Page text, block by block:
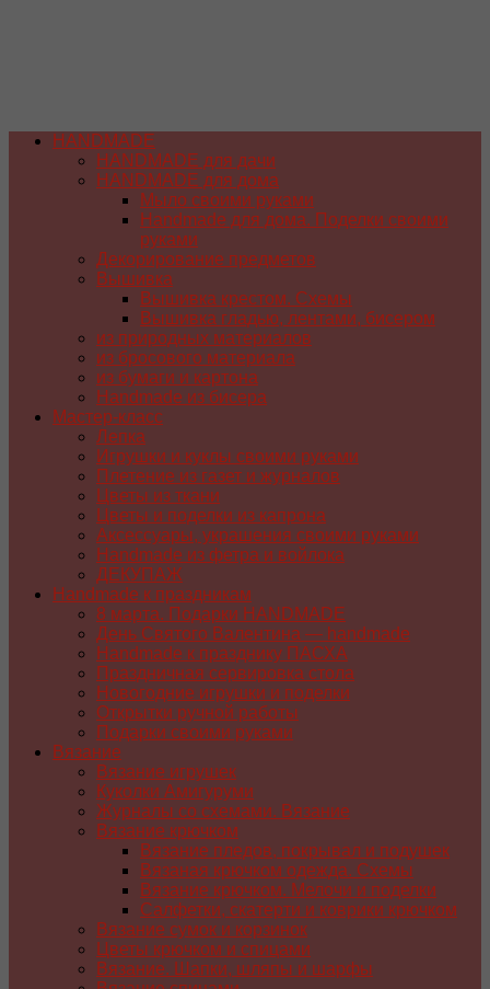
HANDMADE
HANDMADE для дачи
HANDMADE для дома
Мыло своими руками
Handmade для дома. Поделки своими
руками
Декорирование предметов
Вышивка
Вышивка крестом. Схемы
Вышивка гладью, лентами, бисером
из природных материалов
из бросового материала
из бумаги и картона
Handmade из бисера
Мастер-класс
Лепка
Игрушки и куклы своими руками
Плетение из газет и журналов
Цветы из ткани
Цветы и поделки из капрона
Аксессуары, украшения своими руками
Handmade из фетра и войлока
ДЕКУПАЖ
Handmade к праздникам
8 марта. Подарки HANDMADE
День Святого Валентина — handmade
Handmade к празднику ПАСХA
Праздничная сервировка стола
Новогодние игрушки и поделки
Открытки ручной работы
Подарки своими руками
Вязание
Вязание игрушек
Куколки Амигуруми
Журналы со схемами. Вязание
Вязание крючком
Вязание пледов, покрывал и подушек
Вязаная крючком одежда. Схемы
Вязание крючком. Мелочи и поделки
Салфетки, скатерти и коврики крючком
Вязание сумок и корзинок
Цветы крючком и спицами
Вязание. Шапки, шляпы и шарфы